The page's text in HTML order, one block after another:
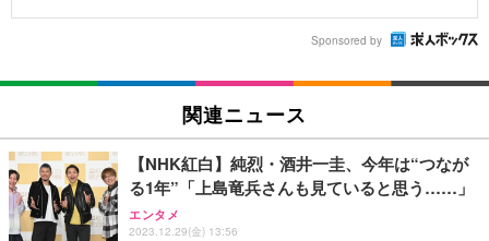
Sponsored by
関連ニュース
【NHK紅白】純烈・酒井一圭、今年は“つなが
る1年”「上島竜兵さんも見ていると思う……」
エンタメ
2023.12.29(金) 13:56